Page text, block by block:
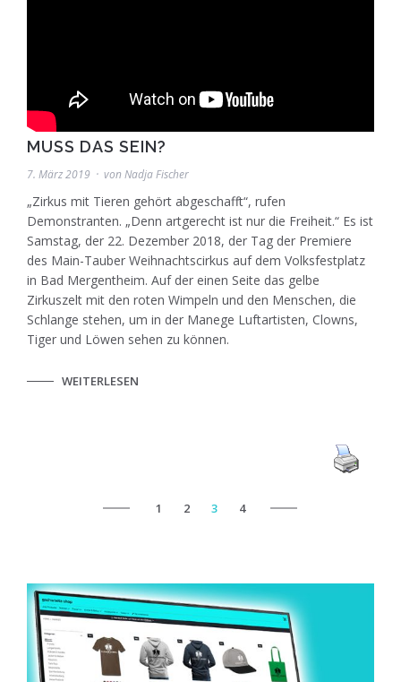
MUSS DAS SEIN?
7. März 2019 von Nadja Fischer
„Zirkus mit Tieren gehört abgeschafft“, rufen
Demonstranten. „Denn artgerecht ist nur die Freiheit.“ Es ist
Samstag, der 22. Dezember 2018, der Tag der Premiere
des Main-Tauber Weihnachtscirkus auf dem Volksfestplatz
in Bad Mergentheim. Auf der einen Seite das gelbe
Zirkuszelt mit den roten Wimpeln und den Menschen, die
Schlange stehen, um in der Manege Luftartisten, Clowns,
Tiger und Löwen sehen zu können.
WEITERLESEN
1 2 3 4